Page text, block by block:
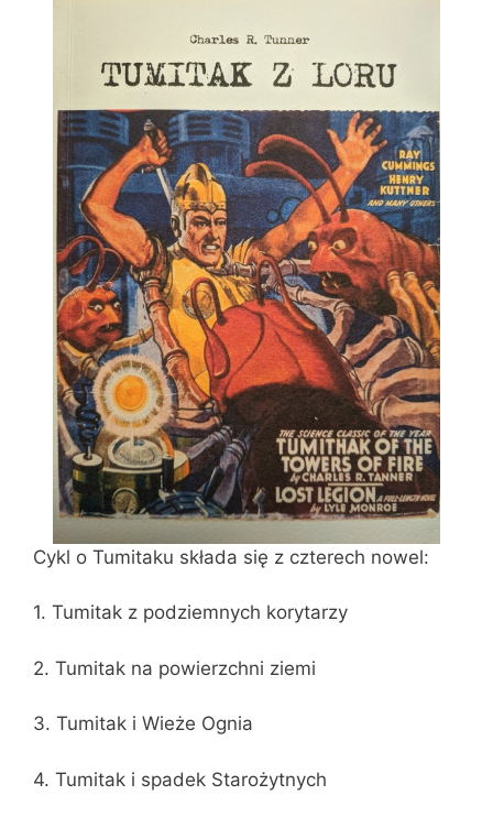
Cykl o Tumitaku składa się z czterech nowel:
1. Tumitak z podziemnych korytarzy
2. Tumitak na powierzchni ziemi
3. Tumitak i Wieże Ognia
4. Tumitak i spadek Starożytnych